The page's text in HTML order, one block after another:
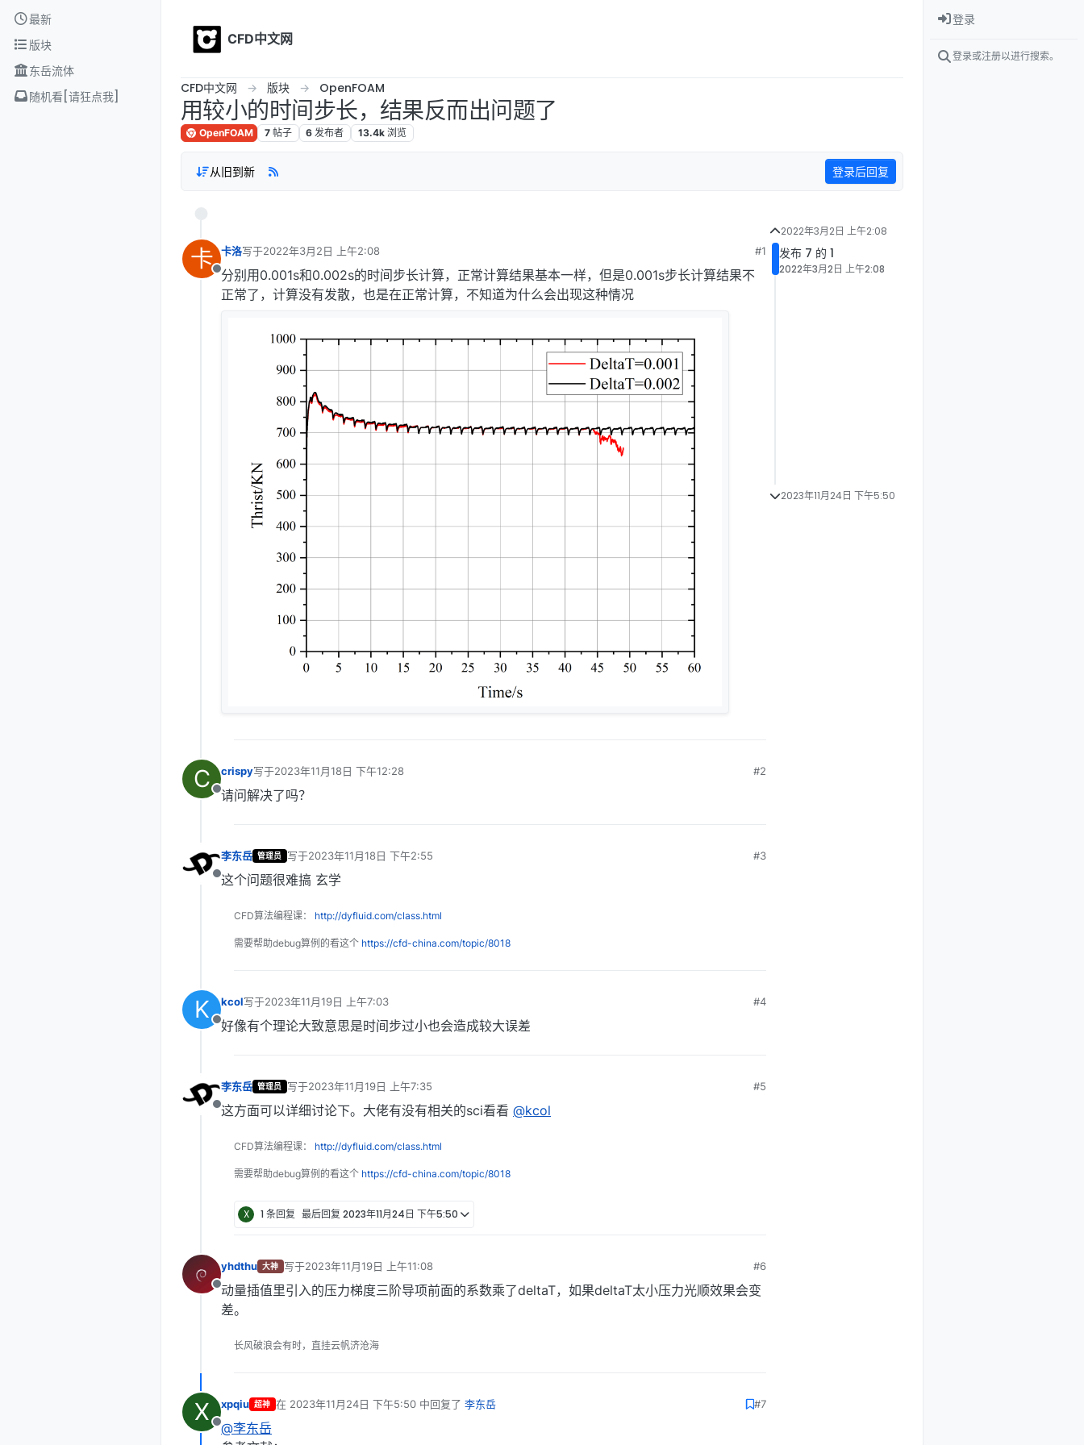
Skip to content
最新
版块
东岳流体
随机看[请狂点我]
CFD中文网
CFD中文网 版块 OpenFOAM
用较小的时间步长，结果反而出问题了
OpenFOAM 7 帖子 6 发布者 13.4k 浏览
从旧到新 登录后回复
卡
离线
卡洛写于2022年3月2日 上午2:08
最后由 编辑
#1
分别用0.001s和0.002s的时间步长计算，正常计算结果基本一样，但是0.001s步长计算结果不
正常了，计算没有发散，也是在正常计算，不知道为什么会出现这种情况
C
离线
crispy写于2023年11月18日 下午12:28
最后由 编辑
#2
请问解决了吗？
离线
李东岳 管理员 写于2023年11月18日 下午2:55
最后由 编辑
#3
这个问题很难搞 玄学
CFD算法编程课： http://dyfluid.com/class.html
需要帮助debug算例的看这个 https://cfd-china.com/topic/8018
K
离线
kcol写于2023年11月19日 上午7:03
最后由 编辑
#4
好像有个理论大致意思是时间步过小也会造成较大误差
离线
李东岳 管理员 写于2023年11月19日 上午7:35
最后由 编辑
#5
这方面可以详细讨论下。大佬有没有相关的sci看看 @kcol
CFD算法编程课： http://dyfluid.com/class.html
需要帮助debug算例的看这个 https://cfd-china.com/topic/8018
X 1 条回复 最后回复 2023年11月24日 下午5:50
离线
yhdthu 大神 写于2023年11月19日 上午11:08
最后由 编辑
#6
动量插值里引入的压力梯度三阶导项前面的系数乘了deltaT，如果deltaT太小压力光顺效果会变
差。
长风破浪会有时，直挂云帆济沧海
X
离线
xpqiu 超神 在 2023年11月24日 下午5:50中回复了 李东岳
最后由 编辑
#7
@李东岳
2022年3月2日 上午2:08
发布 7 的 1
2022年3月2日 上午2:08
2023年11月24日 下午5:50
登录
登录或注册以进行搜索。